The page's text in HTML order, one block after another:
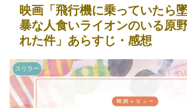
映画「飛行機に乗っていたら
暴な人食いライオンのいる原
れた件」あらすじ・感想
スリラー